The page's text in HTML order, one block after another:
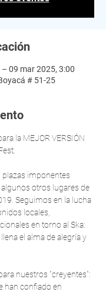
09 mar 2025, 3:00
# 51-25
la MEJOR VERSIÓN
imponentes
otros lugares de
Seguimos en la lucha
locales,
en torno al Ska:
el alma de alegría y
nuestros "creyentes":
han confiado en